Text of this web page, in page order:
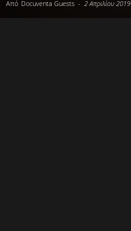
Από Docuventa Guests - 2 Απριλίου 2019